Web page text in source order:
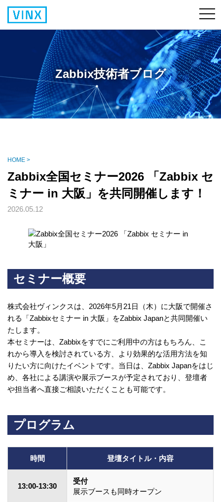
Zabbix技術者ブログ
HOME >
Zabbix全国セミナー2026 「Zabbix セ
ミナー in 大阪」を共同開催します！
2026.05.12
セミナー概要
株式会社ヴィンクスは、2026年5月21日（木）に大阪で開催さ
れる「Zabbixセミナー in 大阪」をZabbix Japanと共同開催い
たします。
本セミナーは、Zabbixをすでにご利用中の方はもちろん、こ
れから導入を検討されている方、より効果的な活用方法を知
りたい方に向けたイベントです。当日は、Zabbix Japanをはじ
め、各社による講演や展示ブースが予定されており、登壇者
や担当者へ直接ご相談いただくことも可能です。
プログラム
時間 登壇タイトル・内容
13:00-13:30
受付
展示ブースも同時オープン